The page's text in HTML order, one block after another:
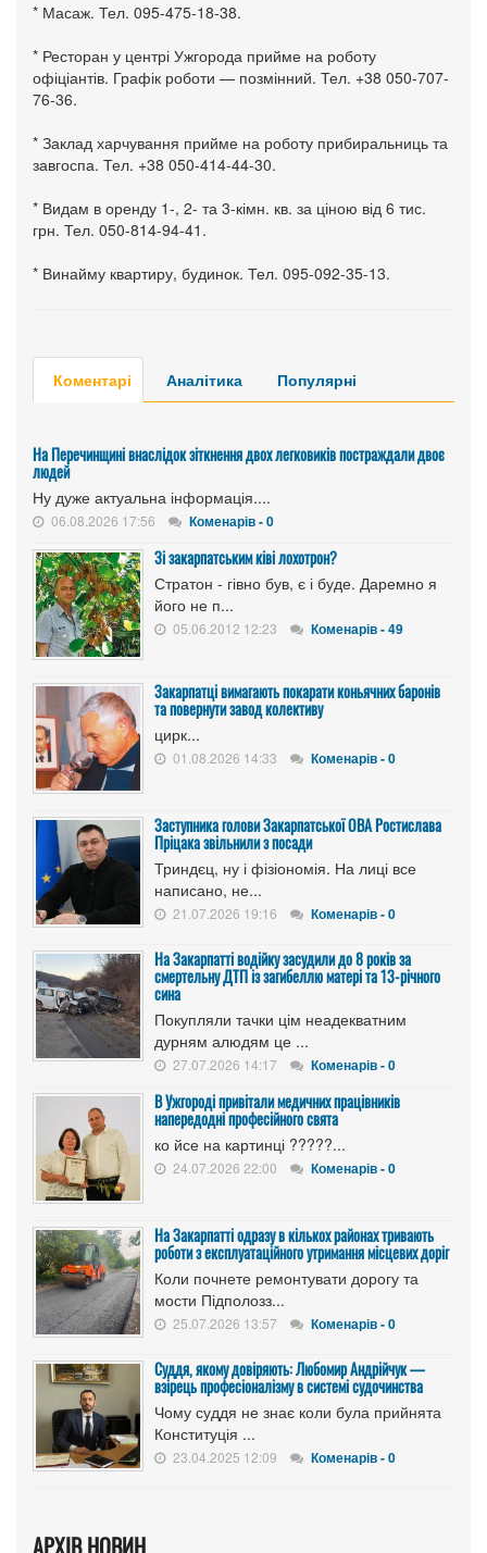
* Масаж. Тел. 095-475-18-38.
* Ресторан у центрі Ужгорода прийме на роботу
офіціантів. Графік роботи — позмінний. Тел. +38 050-707-
76-36.
* Заклад харчування прийме на роботу прибиральниць та
завгоспа. Тел. +38 050-414-44-30.
* Видам в оренду 1-, 2- та 3-кімн. кв. за ціною від 6 тис.
грн. Тел. 050-814-94-41.
* Винайму квартиру, будинок. Тел. 095-092-35-13.
Коментарі Аналітика Популярні
На Перечинщині внаслідок зіткнення двох легковиків постраждали двоє
людей
Ну дуже актуальна інформація....
06.08.2026 17:56 Коменарів - 0
Зі закарпатським ківі лохотрон?
Стратон - гівно був, є і буде. Даремно я
його не п...
05.06.2012 12:23 Коменарів - 49
Закарпатці вимагають покарати коньячних баронів
та повернути завод колективу
цирк...
01.08.2026 14:33 Коменарів - 0
Заступника голови Закарпатської ОВА Ростислава
Пріцака звільнили з посади
Триндєц, ну і фізіономія. На лиці все
написано, не...
21.07.2026 19:16 Коменарів - 0
На Закарпатті водійку засудили до 8 років за
смертельну ДТП із загибеллю матері та 13-річного
сина
Покупляли тачки цім неадекватним
дурням алюдям це ...
27.07.2026 14:17 Коменарів - 0
В Ужгороді привітали медичних працівників
напередодні професійного свята
ко йсе на картинці ?????...
24.07.2026 22:00 Коменарів - 0
На Закарпатті одразу в кількох районах тривають
роботи з експлуатаційного утримання місцевих доріг
Коли почнете ремонтувати дорогу та
мости Підполозз...
25.07.2026 13:57 Коменарів - 0
Суддя, якому довіряють: Любомир Андрійчук —
взірець професіоналізму в системі судочинства
Чому суддя не знає коли була прийнята
Конституція ...
23.04.2025 12:09 Коменарів - 0
АРХІВ НОВИН